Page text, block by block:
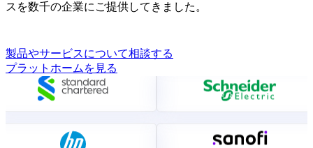
ス を数千の企業にご提供してきました 。
製品やサービスについて相談する
プラットホームを見る